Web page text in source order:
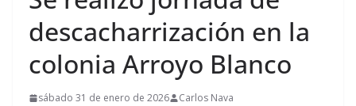
descacharrización en la
colonia Arroyo Blanco
sábado 31 de enero de 2026 Carlos Nava